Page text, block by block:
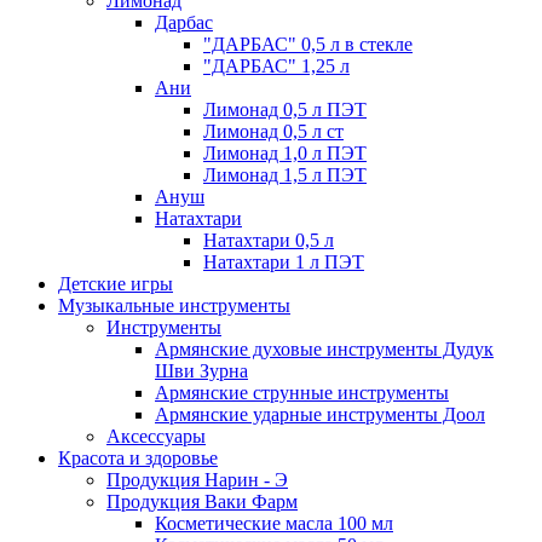
Дарбас
"ДАРБАС" 0,5 л в стекле
"ДАРБАС" 1,25 л
Ани
Лимонад 0,5 л ПЭТ
Лимонад 0,5 л ст
Лимонад 1,0 л ПЭТ
Лимонад 1,5 л ПЭТ
Ануш
Натахтари
Натахтари 0,5 л
Натахтари 1 л ПЭТ
Детские игры
Музыкальные инструменты
Инструменты
Армянские духовые инструменты Дудук
Шви Зурна
Армянские струнные инструменты
Армянские ударные инструменты Доол
Аксессуары
Красота и здоровье
Продукция Нарин - Э
Продукция Ваки Фарм
Косметические масла 100 мл